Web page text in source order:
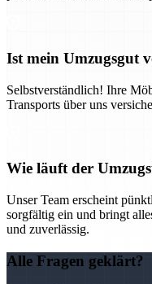
Ist mein Umzugsgut
Selbstverständlich! Ihre
Transports über uns
Wie läuft der
Unser Team erscheint
sorgfältig ein und bringt
und zuverlässig.
Alle Fragen geklärt?